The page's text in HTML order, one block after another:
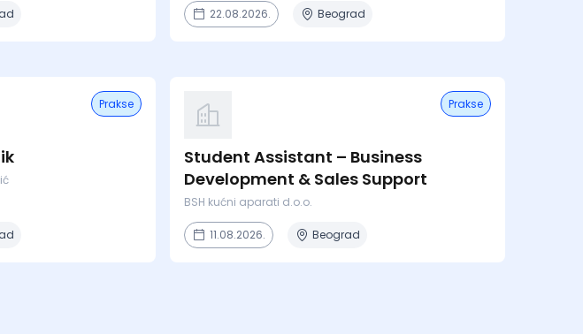
22.08.2026. Beograd
Prakse Prakse
Student Assistant – Business
Development & Sales Support
BSH kućni aparati d.o.o.
11.08.2026. Beograd